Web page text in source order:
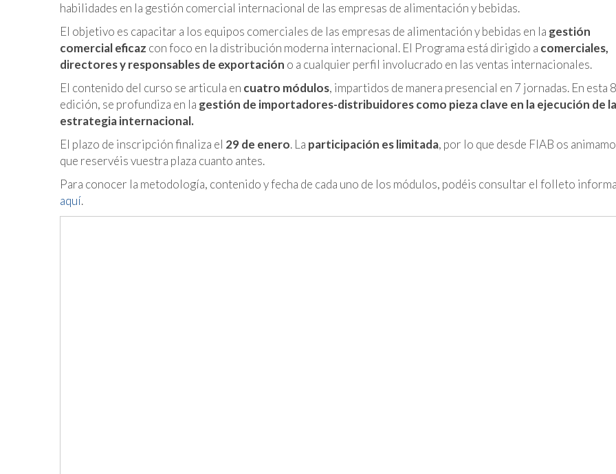
habilidades en la gestión comercial internacional de las empresas de alimentación y bebidas.
El objetivo es capacitar a los equipos comerciales de las empresas de alimentación y bebidas en la gestión
comercial eficaz con foco en la distribución moderna internacional. El Programa está dirigido a comerciales,
directores y responsables de exportación o a cualquier perfil involucrado en las ventas internacionales.
El contenido del curso se articula en cuatro módulos, impartidos de manera presencial en 7 jornadas. En esta
edición, se profundiza en la gestión de importadores-distribuidores como pieza clave en la ejecución de la
estrategia internacional.
El plazo de inscripción finaliza el 29 de enero. La participación es limitada, por lo que desde FIAB os
que reservéis vuestra plaza cuanto antes.
Para conocer la metodología, contenido y fecha de cada uno de los módulos, podéis consultar el folleto
aquí.